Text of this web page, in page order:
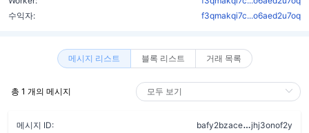
수익자:
f3qmakqi7c...o6aed2u7oq
메시지 리스트 블록 리스트 거래 목록
총 1 개의 메시지
메시지 ID: bafy2bzace
jhj3onof2y